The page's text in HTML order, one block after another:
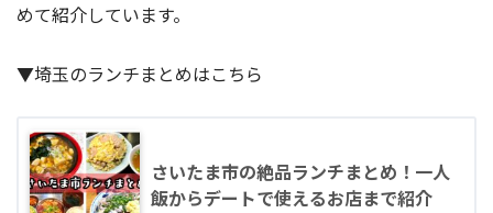
めて紹介しています。
▼埼玉のランチまとめはこちら
さいたま市の絶品ランチまとめ！一人
飯からデートで使えるお店まで紹介